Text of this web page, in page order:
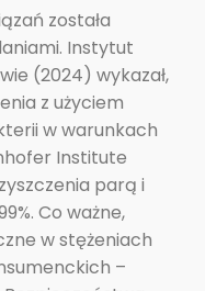
została
Instytut
(2024) wykazał,
z użyciem
w warunkach
Institute
parą i
Co ważne,
w stężeniach
–